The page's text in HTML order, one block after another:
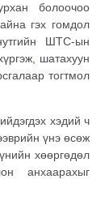
болоочоо
гэх гомдол
ШТС-ын
шатахуун
тогтмол
хэдий ч
үнэ өсөж
хөөргөдөл
анхаарахыг